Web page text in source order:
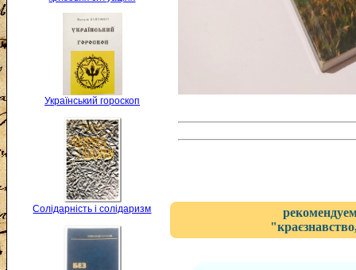
Український гороскоп
Солідарність і солідаризм